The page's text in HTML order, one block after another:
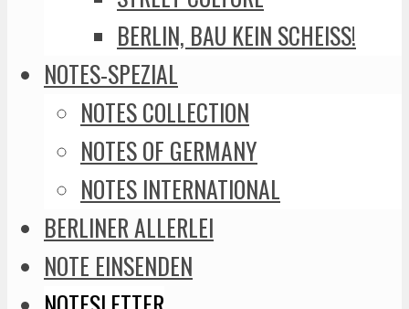
BERLIN, BAU KEIN SCHEISS!
NOTES-SPEZIAL
NOTES COLLECTION
NOTES OF GERMANY
NOTES INTERNATIONAL
BERLINER ALLERLEI
NOTE EINSENDEN